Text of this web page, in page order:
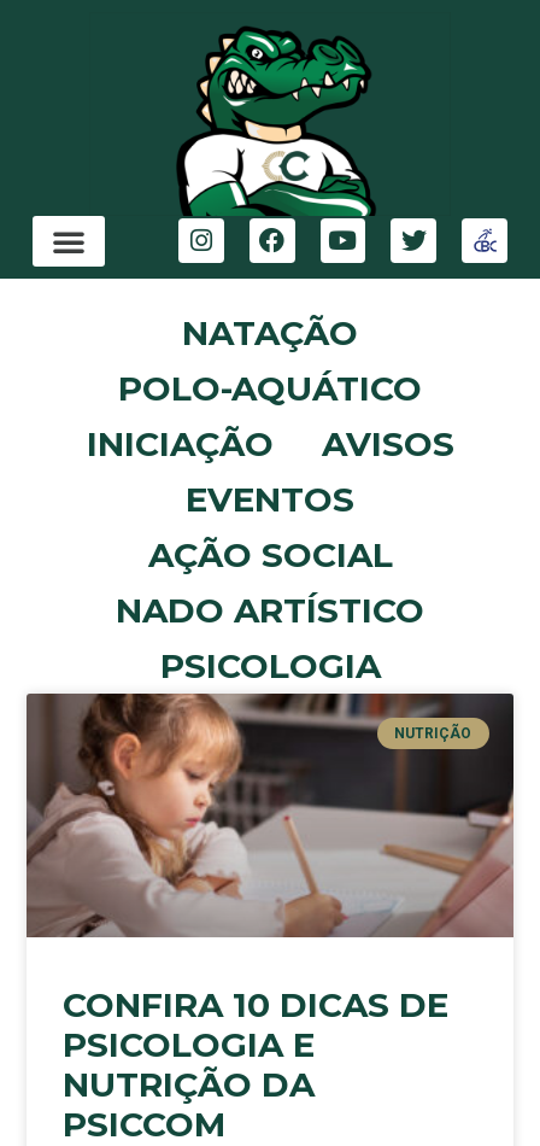
NATAÇÃO
POLO-AQUÁTICO
INICIAÇÃO
AVISOS
EVENTOS
AÇÃO SOCIAL
NADO ARTÍSTICO
PSICOLOGIA
NUTRIÇÃO
CONFIRA 10 DICAS DE
PSICOLOGIA E
NUTRIÇÃO DA
PSICCOM